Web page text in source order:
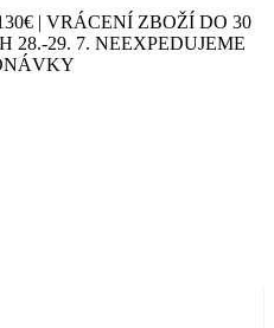
| VRÁCENÍ ZBOŽÍ DO 30
28.-29. 7. NEEXPEDUJEME